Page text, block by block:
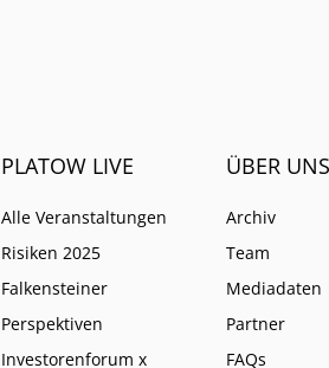
PLATOW LIVE
Alle Veranstaltungen
Risiken 2025
Falkensteiner
Perspektiven
Investorenforum x
ÜBER UNS
Archiv
Team
Mediadaten
Partner
FAQs